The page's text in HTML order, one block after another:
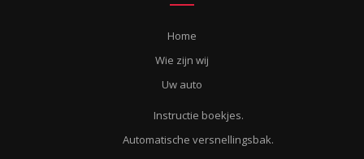
Home
Wie zijn wij
Uw auto
Instructie boekjes.
Automatische versnellingsbak.